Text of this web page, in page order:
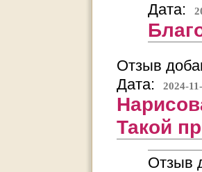
Дата:
Отзыв
Дата:
2024-
Такой
Отзыв